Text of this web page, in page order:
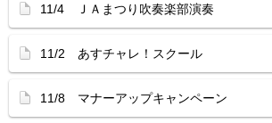
11/4 ＪＡまつり吹奏楽部演奏
11/2 あすチャレ！スクール
11/8 マナーアップキャンペーン